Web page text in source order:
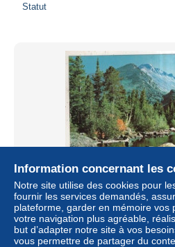
Statut
AK 274778 USA - Bear
± 0,64
Information concernant les
Notre site utilise des cookies pour
fournir les services demandés,
plateforme, garder en mémoire vos
votre navigation plus agréable,
but d’adapter notre site à vos
vous permettre de partager du